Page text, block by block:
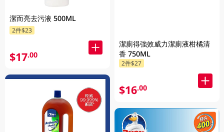
潔而亮去污液 500ML
2件$23
$17.00
潔廁得強效威力潔廁液柑橘清
香 750ML
2件$27
$16.00